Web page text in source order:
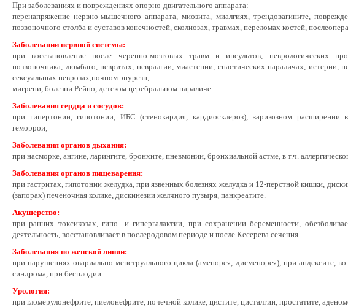
При заболеваниях и повреждениях опорно-двигательного аппарата:
перенапряжение нервно-мышечного аппарата, миозита, миалгиях, трендовагините,
позвоночного столба и суставов конечностей, сколиозах, травмах, переломах костей,
Заболевании нервной системы:
при восстановление после черепно-мозговых травм и инсультов, неврологических
позвоночника, люмбаго, невритах, невралгии, миастении, спастических параличах, истерии,
сексуальных неврозах,ночном энурезн,
мигрени, болезни Рейно, детском церебральном параличе.
Заболевания сердца и сосудов:
при гипертонии, гипотонии, ИБС (стенокардия, кардиосклероз), варикозном расширении
геморрои;
Заболевания органов дыхания:
при насморке, ангине, ларингите, бронхите, пневмонии, бронхиальной астме, в т.ч.
Заболевания органов пищеварения:
при гастритах, гипотонии желудка, при язвенных болезнях желудка и 12-перстной кишки,
(запорах) печеночная колике, дискинезии желчного пузыря, панкреатите.
Акушерство:
при ранних токсикозах, гипо- и гипергалактии, при сохранении беременности,
деятельность, восстановливает в послеродовом периоде и после Кесерева сечения.
Заболевания по женской линии:
при нарушениях овариально-менструального цикла (аменорея, дисменорея), при андексите, во
синдрома, при бесплодии.
Урология:
при гломерулонефрите, пиелонефрите, почечной колике, цистите, цисталгии, простатите,